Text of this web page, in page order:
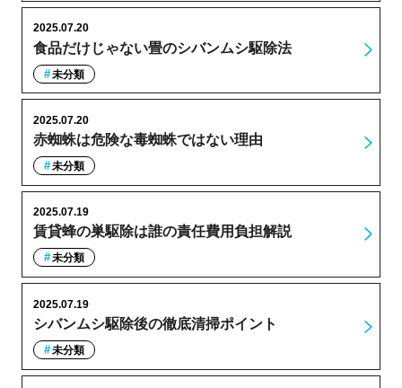
食品だけじゃない畳のシバンムシ駆除法
2025.07.20
未分類
赤蜘蛛は危険な毒蜘蛛ではない理由
2025.07.20
未分類
賃貸蜂の巣駆除は誰の責任費用負担解説
2025.07.19
未分類
シバンムシ駆除後の徹底清掃ポイント
2025.07.19
未分類